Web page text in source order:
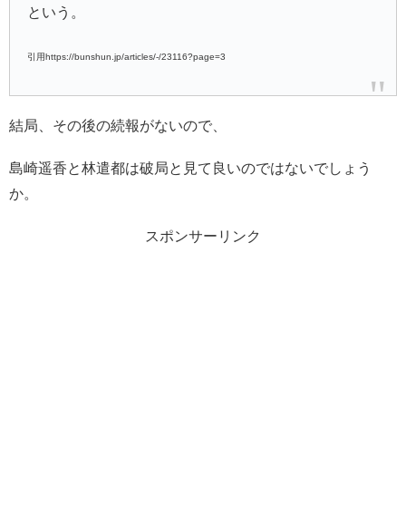
という。
引用https://bunshun.jp/articles/-/23116?page=3
結局、その後の続報がないので、
島崎遥香と林遣都は破局と見て良いのではないでしょう
か。
スポンサーリンク